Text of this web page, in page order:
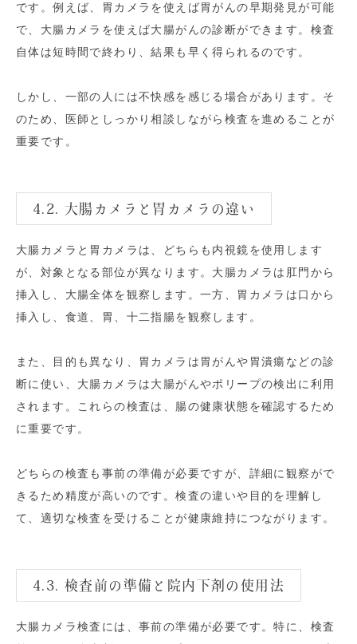
です。例えば、胃カメラを使えば胃がんの早期発見が可能
で、大腸カメラを使えば大腸がんの診断ができます。検査
自体は短時間で終わり、結果も早く得られるのです。
しかし、一部の人には不快感を感じる場合があります。そ
のため、医師としっかり相談しながら検査を進めることが
重要です。
4.2. 大腸カメラと胃カメラの違い
大腸カメラと胃カメラは、どちらも内視鏡を使用します
が、対象となる部位が異なります。大腸カメラは肛門から
挿入し、大腸全体を観察します。一方、胃カメラは口から
挿入し、食道、胃、十二指腸を観察します。
また、目的も異なり、胃カメラは胃がんや胃潰瘍などの診
断に使い、大腸カメラは大腸がんやポリープの検出に利用
されます。これらの検査は、腸の健康状態を確認するため
に重要です。
どちらの検査も事前の準備が必要ですが、詳細に観察がで
きるため精度が高いのです。検査の違いや目的を理解し
て、適切な検査を受けることが健康維持につながります。
4.3. 検査前の準備と院内下剤の使用法
大腸カメラ検査には、事前の準備が必要です。特に、検査